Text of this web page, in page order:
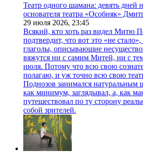
Театр одного шамана: девять дней
основателя театра «Особняк»
29 июля 2026, 23:45
Всякий, кто хоть раз видел Митю
подтвердит, что вот это «не
глаголы, описывающие
вяжутся ни с самим Митей, ни с
июля. Потому что всю свою
полагаю, и уж точно всю свою
Поднозов занимался натуральным
как минимум, заглядывал, а, как
путешествовал по ту сторону
собой зрителей.